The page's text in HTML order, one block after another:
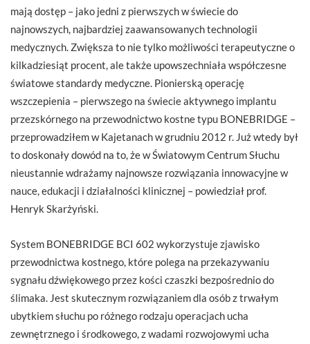
mają dostęp – jako jedni z pierwszych w świecie do
najnowszych, najbardziej zaawansowanych technologii
medycznych. Zwiększa to nie tylko możliwości terapeutyczne o
kilkadziesiąt procent, ale także upowszechniała współczesne
światowe standardy medyczne. Pionierską operację
wszczepienia – pierwszego na świecie aktywnego implantu
przezskórnego na przewodnictwo kostne typu BONEBRIDGE –
przeprowadziłem w Kajetanach w grudniu 2012 r. Już wtedy był
to doskonały dowód na to, że w Światowym Centrum Słuchu
nieustannie wdrażamy najnowsze rozwiązania innowacyjne w
nauce, edukacji i działalności klinicznej – powiedział prof.
Henryk Skarżyński.
System BONEBRIDGE BCI 602 wykorzystuje zjawisko
przewodnictwa kostnego, które polega na przekazywaniu
sygnału dźwiękowego przez kości czaszki bezpośrednio do
ślimaka. Jest skutecznym rozwiązaniem dla osób z trwałym
ubytkiem słuchu po różnego rodzaju operacjach ucha
zewnętrznego i środkowego, z wadami rozwojowymi ucha